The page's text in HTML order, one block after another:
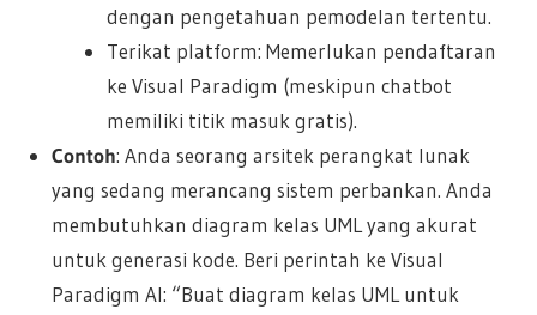
dengan pengetahuan pemodelan tertentu.
Terikat platform: Memerlukan pendaftaran
ke Visual Paradigm (meskipun chatbot
memiliki titik masuk gratis).
Contoh: Anda seorang arsitek perangkat lunak
yang sedang merancang sistem perbankan. Anda
membutuhkan diagram kelas UML yang akurat
untuk generasi kode. Beri perintah ke Visual
Paradigm AI: “Buat diagram kelas UML untuk